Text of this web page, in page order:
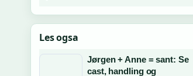
Les ogsa
Jørgen + Anne = sant: Se
cast, handling og